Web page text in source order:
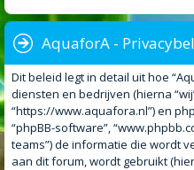
AquaforA -
Dit beleid legt in detail uit hoe
diensten en bedrijven (hierna
“https://www.aquafora.nl”) en
“phpBB-software”,
teams”) de informatie die wordt
aan dit forum, wordt gebruikt